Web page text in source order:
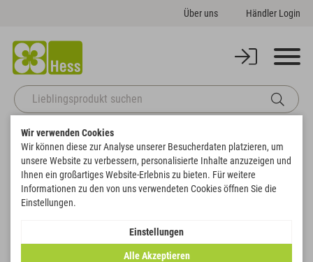
Über uns Händler Login
Startseite Gefäße Pflanzschalen
Zurück zur Artikelübersicht
Wir verwenden Cookies
Wir können diese zur Analyse unserer Besucherdaten platzieren, um
unsere Website zu verbessern, personalisierte Inhalte anzuzeigen und
Ihnen ein großartiges Website-Erlebnis zu bieten. Für weitere
Informationen zu den von uns verwendeten Cookies öffnen Sie die
Einstellungen.
Einstellungen
Alle Akzeptieren